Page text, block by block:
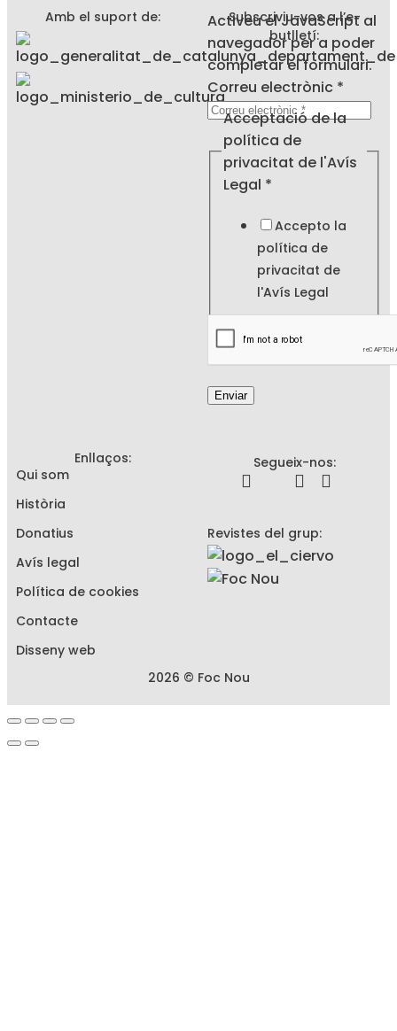
Amb el suport de:
Subscriviu-vos a l’e-
butlletí:
Activeu el JavaScript al
navegador per a poder
completar el formulari.
Correu electrònic *
de
privacitat
Correu
Acceptació de la
política de
privacitat de l'Avís
Legal *
Accepto la
política de
privacitat de
l'Avís Legal
Enviar
Enllaços:
Qui som
Història
Donatius
Avís legal
Política de cookies
Contacte
Disseny web
Segueix-nos:
Revistes del grup:
2026 © Foc Nou